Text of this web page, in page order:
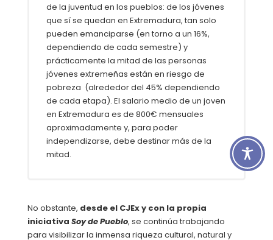
de la juventud en los pueblos: de los jóvenes
que sí se quedan en Extremadura, tan solo
pueden emanciparse (en torno a un 16%,
dependiendo de cada semestre) y
prácticamente la mitad de las personas
jóvenes extremeñas están en riesgo de
pobreza (alrededor del 45% dependiendo
de cada etapa). El salario medio de un joven
en Extremadura es de 800€ mensuales
aproximadamente y, para poder
independizarse, debe destinar más de la
mitad.
No obstante, desde el CJEx y con la propia
iniciativa Soy de Pueblo, se continúa trabajando
para visibilizar la inmensa riqueza cultural, natural y